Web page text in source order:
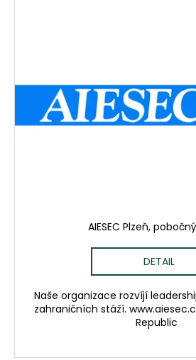
AIESEC Plzeň,
DETAIL
Naše organizace rozvíjí
zahraničních stáží.
Republic